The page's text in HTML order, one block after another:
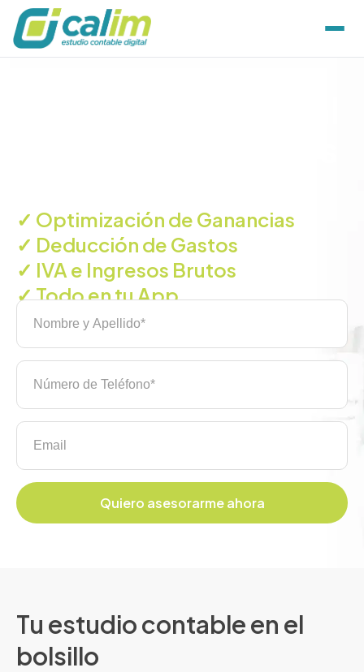
✓ Optimización de Ganancias
✓ Deducción de Gastos
✓ IVA e Ingresos Brutos
✓ Todo en tu App
Quiero asesorarme ahora
Tu estudio contable en el
bolsillo